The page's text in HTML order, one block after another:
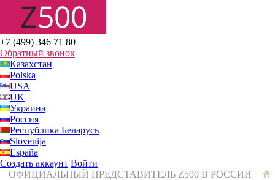
+7 (499) 346 71 80
Обратный звонок
Казахстан
Polska
USA
UK
Украина
Россия
Республика Беларусь
Slovenija
España
Создать аккаунт Войти
ОФИЦИАЛЬНЫЙ ПРЕДСТАВИТЕЛЬ Z500 В РОССИИ